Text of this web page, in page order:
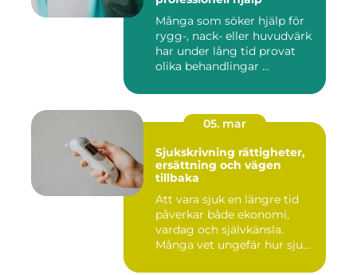
Många som söker hjälp för
rygg-, nack- eller huvudvärk
har under lång tid provat
olika behandlingar ...
05. mar
Sjukskrivning rättigheter,
ersättning och vägen
tillbaka
Att vara sjuk en längre tid
påverkar både ekonomi,
vardag och självkänsla.
Många vet ungefär hur sju...